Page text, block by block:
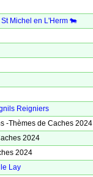
Michel en L'Herm 🐄
Reigniers
-Thèmes de Caches 2024
2024
2024
Lay